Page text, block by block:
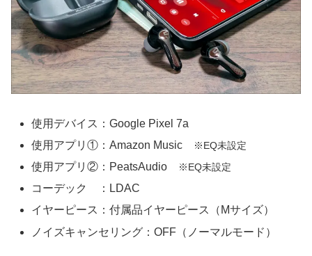
使用デバイス：Google Pixel 7a
使用アプリ①：Amazon Music
※EQ未設定
使用アプリ②：PeatsAudio ※EQ未設定
コーデック ：LDAC
イヤーピース：付属品イヤーピース（Mサイズ）
ノイズキャンセリング：OFF（ノーマルモード）